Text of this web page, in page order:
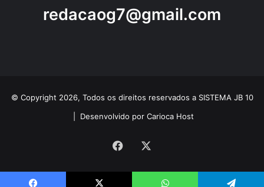
redacaog7@gmail.com
© Copyright 2026, Todos os direitos reservados a SISTEMA JB 10
Desenvolvido por Carioca Host
Facebook